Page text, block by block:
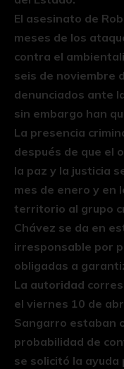
El asesinato de
meses de los
contra el
seis de noviembre
denunciados ante
sin embargo han
La presencia
después de que el
la paz y la justicia
mes de enero y en
territorio al grupo
Chávez se da en
irresponsable por
obligadas a
La autoridad
el viernes 10 de
Sangarro estaban
probabilidad de
se solicitó la